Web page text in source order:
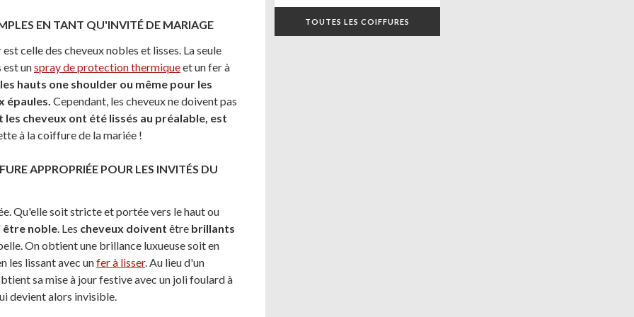
EN TANT QU'INVITÉ DE MARIAGE
celle des cheveux nobles et lisses. La seule
est unspray de protection thermiqueet un fer à
hauts one shoulder ou même pour les
épaules. Cependant, les cheveux ne doivent pas
cheveux ont été lissés au préalable, est
à la coiffure de la mariée !
APPROPRIÉE POUR LES INVITÉS DU
Qu'elle soit stricte et portée vers le haut ou
être noble. Les cheveux doivent être brillants
On obtient une brillance luxueuse soit en
les lissant avec unfer à lisser. Au lieu d'un
sa mise à jour festive avec un joli foulard à
devient alors invisible.
TOUTES LES COIFFURES